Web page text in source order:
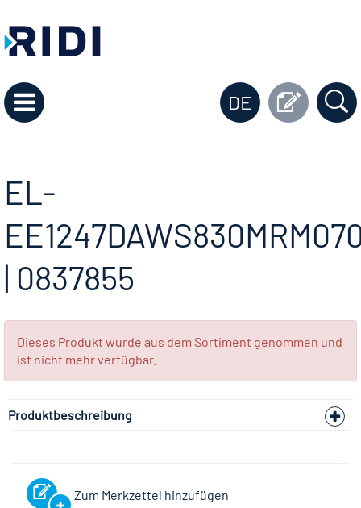
DE
EL-
| 0837855
Dieses Produkt wurde aus dem Sortiment genommen und
ist nicht mehr verfügbar.
Produktbeschreibung
Zum Merkzettel hinzufügen